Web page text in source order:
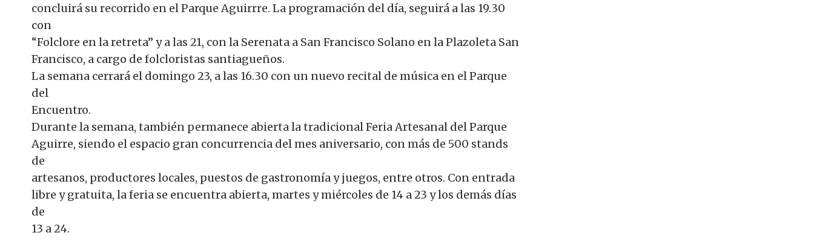
concluirá su recorrido en el Parque Aguirrre. La programación del día, seguirá a las 19.30
con
“Folclore en la retreta” y a las 21, con la Serenata a San Francisco Solano en la Plazoleta San
Francisco, a cargo de folcloristas santiagueños.
La semana cerrará el domingo 23, a las 16.30 con un nuevo recital de música en el Parque
del
Encuentro.
Durante la semana, también permanece abierta la tradicional Feria Artesanal del Parque
Aguirre, siendo el espacio gran concurrencia del mes aniversario, con más de 500 stands
de
artesanos, productores locales, puestos de gastronomía y juegos, entre otros. Con entrada
libre y gratuita, la feria se encuentra abierta, martes y miércoles de 14 a 23 y los demás días
de
13 a 24.